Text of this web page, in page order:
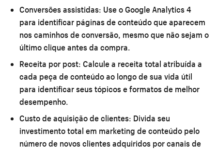
Conversões assistidas: Use o Google Analytics 4
para identificar páginas de conteúdo que aparecem
nos caminhos de conversão, mesmo que não sejam o
último clique antes da compra.
Receita por post: Calcule a receita total atribuída a
cada peça de conteúdo ao longo de sua vida útil
para identificar seus tópicos e formatos de melhor
desempenho.
Custo de aquisição de clientes: Divida seu
investimento total em marketing de conteúdo pelo
número de novos clientes adquiridos por canais de